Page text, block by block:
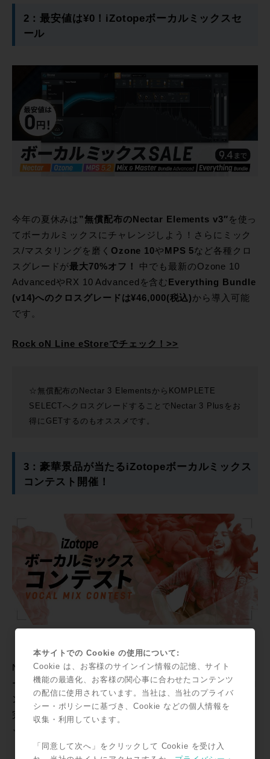
2：最安値は¥0！iZotopeボーカルミックスセ
ール
今年の夏休みは”無償配布のNectar Elements v3″を使っ
てボーカルミックスにチャレンジしよう！さらにミック
ス/マスタリングを磨く Ozone 10や MPS 5など各種クロ
スグレードが最大70%オフ！ 中でも最新のOzone 10
AdvancedやRX 10 Advancedを含む Everything Bundle
(v14)へのクロスグレードは¥46,000(税込)から導入可能
です。
Rock oN Line eStoreでチェック！>>
☆無償配布のNectar 3 ElementsからKOMPLETE
SELECTへクロスグレードすることでNectar 3 Plusをお
得にGETするのもオススメです。
3：豪華景品が当たるiZotopeボーカルミックス
コンテスト開催！
Nintendo Switch用ゲーム『メグとばけもの』(メーカ
ー：Odencat) 使用楽曲を題材としたボーカルミックスコ
ンテストを同時開催します。
完成した楽曲オケと処理前のボーカルSTEMを使ってミ
ックスにチャレンジしてみましょう。
本サイトでの Cookie の使用について:
Cookie は、お客様のサインイン情報の記憶、サイト
機能の最適化、お客様の関心事に合わせたコンテンツ
の配信に使用されています。当社は、当社のプライバ
シー・ポリシーに基づき、Cookie などの個人情報を
収集・利用しています。
「同意して次へ」をクリックして Cookie を受け入